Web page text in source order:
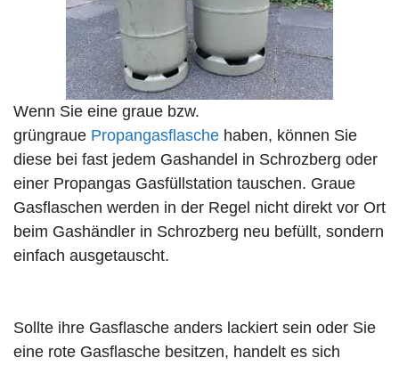
Wenn Sie eine graue bzw.
grüngraue Propangasflasche haben, können Sie
diese bei fast jedem Gashandel in Schrozberg oder
einer Propangas Gasfüllstation tauschen. Graue
Gasflaschen werden in der Regel nicht direkt vor Ort
beim Gashändler in Schrozberg neu befüllt, sondern
einfach ausgetauscht.
Sollte ihre Gasflasche anders lackiert sein oder Sie
eine rote Gasflasche besitzen, handelt es sich